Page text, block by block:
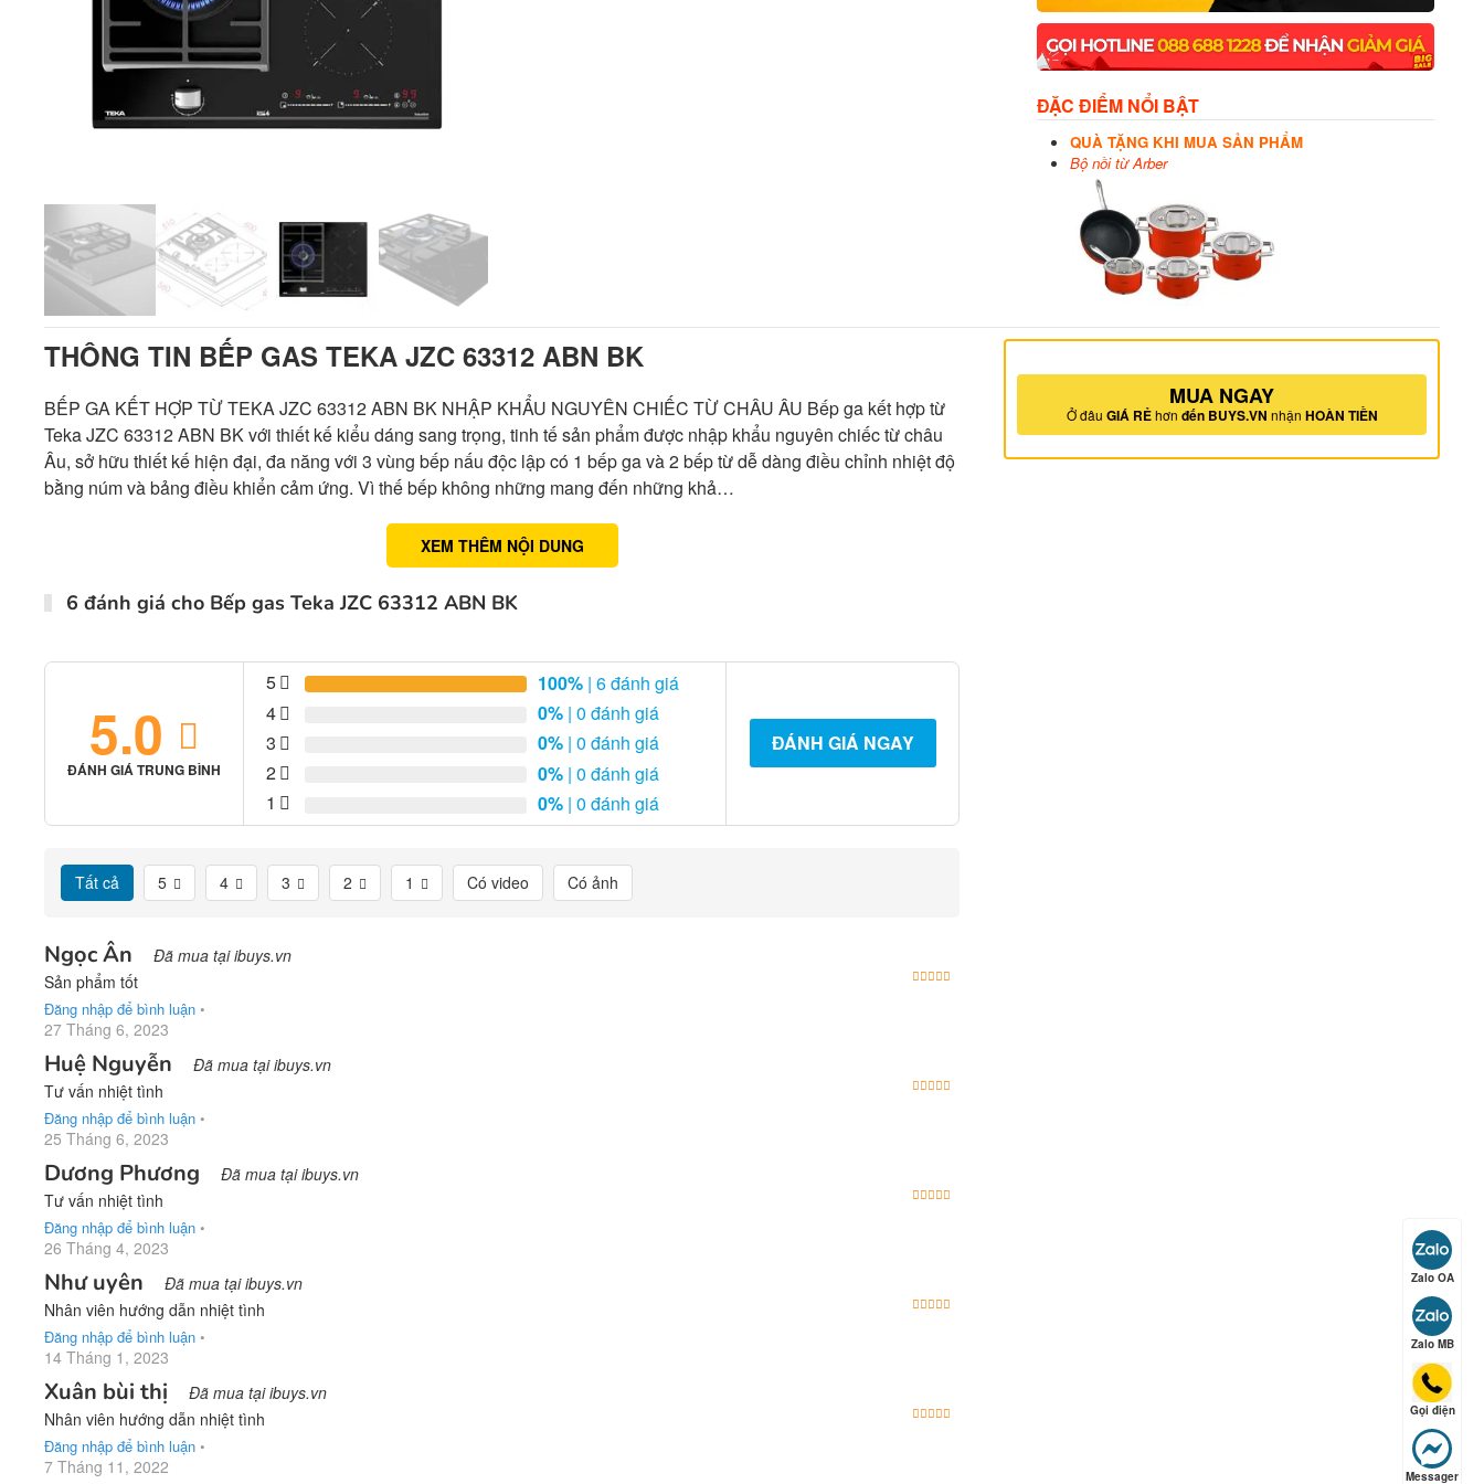
ĐẶC ĐIỂM NỔI BẬT
QUÀ TẶNG KHI MUA SẢN PHẨM
Bộ nồi từ Arber
MUA NGAY
Ở đâu GIÁ RẺhơn đến BUYS.VN nhận HOÀN TIỀN
THÔNG TIN BẾP GAS TEKA JZC 63312 ABN BK
BẾP GA KẾT HỢP TỪ TEKA JZC 63312 ABN BK NHẬP KHẨU NGUYÊN CHIẾC TỪ CHÂU ÂU Bếp ga kết hợp từ
Teka JZC 63312 ABN BK với thiết kế kiểu dáng sang trọng, tinh tế sản phẩm được nhập khẩu nguyên chiếc từ châu
Âu, sở hữu thiết kế hiện đại, đa năng với 3 vùng bếp nấu độc lập có 1 bếp ga và 2 bếp từ dễ dàng điều chỉnh nhiệt độ
bằng núm và bảng điều khiển cảm ứng. Vì thế bếp không những mang đến những khả…
XEM THÊM NỘI DUNG
6 đánh giá cho Bếp gas Teka JZC 63312 ABN BK
5.0
ĐÁNH GIÁ TRUNG BÌNH
5 100% | 6 đánh giá
4
0% | 0 đánh giá
3
0% | 0 đánh giá
2
0% | 0 đánh giá
1
0% | 0 đánh giá
ĐÁNH GIÁ NGAY
Tất cả 5 4 3 2 1 Có video Có ảnh
Ngọc Ân Đã mua tại ibuys.vn
Sản phẩm tốt
Đăng nhập để bình luận •
27 Tháng 6, 2023
Huệ Nguyễn Đã mua tại ibuys.vn
Tư vấn nhiệt tình
Đăng nhập để bình luận •
25 Tháng 6, 2023
Dương Phương Đã mua tại ibuys.vn
Tư vấn nhiệt tình
Đăng nhập để bình luận •
26 Tháng 4, 2023
Như uyên Đã mua tại ibuys.vn
Nhân viên hướng dẫn nhiệt tình
Đăng nhập để bình luận •
14 Tháng 1, 2023
Xuân bùi thị Đã mua tại ibuys.vn
Nhân viên hướng dẫn nhiệt tình
Đăng nhập để bình luận •
7 Tháng 11, 2022
Zalo OA
Zalo MB
Gọi điện
Messager